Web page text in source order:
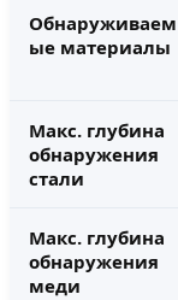
Обнаруживаем
ые материалы
Макс. глубина
обнаружения
стали
Макс. глубина
обнаружения
меди